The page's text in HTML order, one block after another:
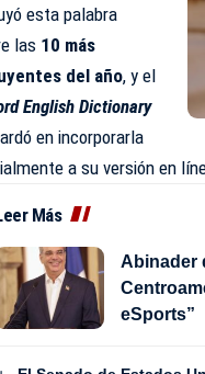
esta palabra
las 10 más
del año, y el
English Dictionary
en incorporarla
a su versión en
Más
Abinader
eSports”